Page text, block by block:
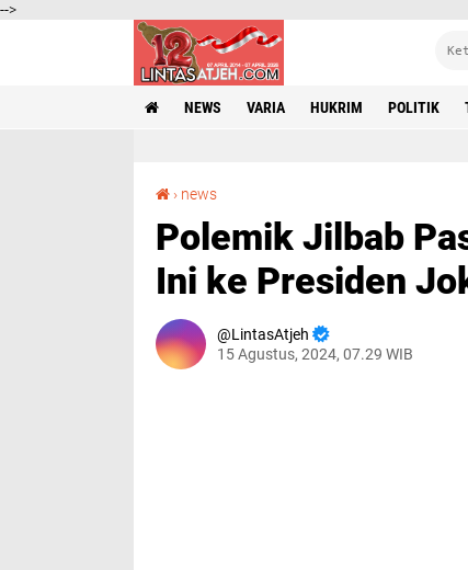
-->
NEWS VARIA HUKRIM POLITIK
› news
Polemik Jilbab
Ini ke Presiden
LintasAtjeh
15 Agustus, 2024, 07.29 WIB